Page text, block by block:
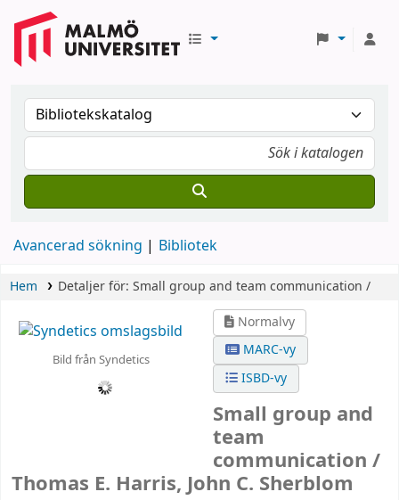
Avancerad sökning Bibliotek
Hem Detaljer för: Small group and team communication /
Bild från Syndetics
Normalvy
MARC-vy
ISBD-vy
Small group and
team
communication /
Thomas E. Harris, John C. Sherblom